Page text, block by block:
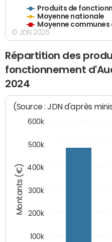
Produits de
Moyenne nationale
Moyenne
© JDN 2026
Répartition des
fonctionnement
2024
Montants (€)
(Source : JDN d'après
100k
200k
300k
400k
500k
600k